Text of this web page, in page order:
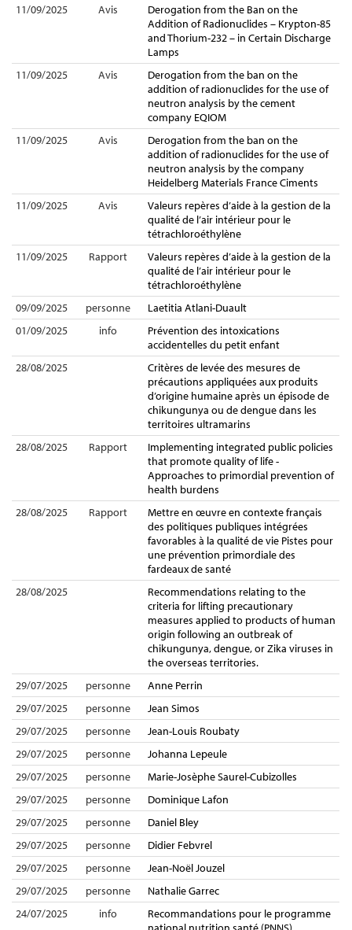
11/09/2025
Avis
Derogation from the Ban on the
Addition of Radionuclides – Krypton-85
and Thorium-232 – in Certain Discharge
Lamps
11/09/2025
Avis
Derogation from the ban on the
addition of radionuclides for the use of
neutron analysis by the cement
company EQIOM
11/09/2025
Avis
Derogation from the ban on the
addition of radionuclides for the use of
neutron analysis by the company
Heidelberg Materials France Ciments
11/09/2025
Avis
Valeurs repères d’aide à la gestion de la
qualité de l’air intérieur pour le
tétrachloroéthylène
11/09/2025
Rapport
Valeurs repères d’aide à la gestion de la
qualité de l’air intérieur pour le
tétrachloroéthylène
09/09/2025
personne
Laetitia Atlani-Duault
01/09/2025
info
Prévention des intoxications
accidentelles du petit enfant
28/08/2025
Critères de levée des mesures de
précautions appliquées aux produits
d’origine humaine après un épisode de
chikungunya ou de dengue dans les
territoires ultramarins
28/08/2025
Rapport
Implementing integrated public policies
that promote quality of life -
Approaches to primordial prevention of
health burdens
28/08/2025
Rapport
Mettre en œuvre en contexte français
des politiques publiques intégrées
favorables à la qualité de vie Pistes pour
une prévention primordiale des
fardeaux de santé
28/08/2025
Recommendations relating to the
criteria for lifting precautionary
measures applied to products of human
origin following an outbreak of
chikungunya, dengue, or Zika viruses in
the overseas territories.
29/07/2025
personne
Anne Perrin
29/07/2025
personne
Jean Simos
29/07/2025
personne
Jean-Louis Roubaty
29/07/2025
personne
Johanna Lepeule
29/07/2025
personne
Marie-Josèphe Saurel-Cubizolles
29/07/2025
personne
Dominique Lafon
29/07/2025
personne
Daniel Bley
29/07/2025
personne
Didier Febvrel
29/07/2025
personne
Jean-Noël Jouzel
29/07/2025
personne
Nathalie Garrec
24/07/2025
info
Recommandations pour le programme